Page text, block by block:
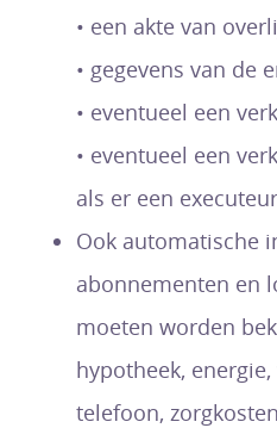
• een akte van
• gegevens van de
• eventueel een
• eventueel een
als er een
Ook automatische
abonnementen en
moeten worden
hypotheek,
telefoon,